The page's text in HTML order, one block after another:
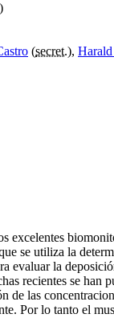
)
(secret.),
se utiliza la
evaluar la
recientes se
las
Por lo tanto el